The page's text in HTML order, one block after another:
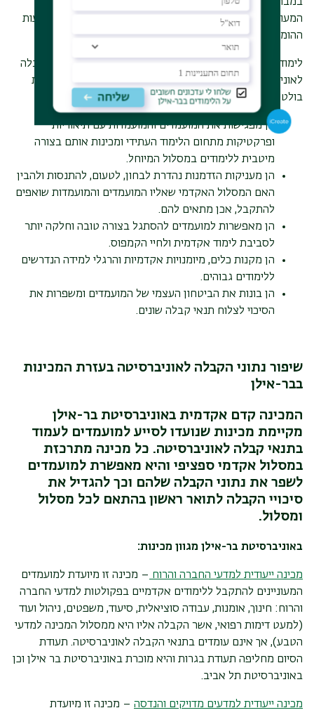
המעוניינים להתקבל למדעי הרוח להציג ציונים גבוהים במקצועות
ההומניים וכן הלאה לגבי מסלולים אחרים.
לימודים קדם אקדמיים עוזרים לשפר סיכויים ולעמוד בתנאי קבלה
לאוניברסיטה , אך מכינות אלו טומנות בחובן עוד מספר יתרונות
בולטים, ביניהם:
הן מפגישות את המועמדים והמועמדות עם תיאוריות
ופרקטיקות מתחום הלימוד העתידי ומכינות אותם בצורה
מיטבית ללימודים במסלול המיוחל.
הן מעניקות הזדמנות נהדרת לבחון, לטעום, להתנסות ולהבין
האם המסלול האקדמי שאליו המועמדים והמועמדות שואפים
להתקבל, אכן מתאים להם.
הן מאפשרות למועמדים להסתגל בצורה טובה וחלקה יותר
לסביבת לימוד אקדמית ולחיי הקמפוס.
הן מקנות כלים, מיומנויות אקדמיות והרגלי למידה הנדרשים
ללימודים גבוהים.
הן בונות את הביטחון העצמי של המועמדים ומשפרות את
הסיכוי לצלוח תנאי קבלה שונים.
שיפור נתוני הקבלה לאוניברסיטה בעזרת המכינות
בבר-אילן
המכינה קדם אקדמית באוניברסיטת בר-אילן
מקיימת מכינות שנועדו לסייע למועמדים לעמוד
בתנאי קבלה לאוניברסיטה. כל מכינה מתרכזת
במסלול אקדמי ספציפי והיא מאפשרת למועמדים
לשפר את נתוני הקבלה שלהם וכך להגדיל את
סיכויי הקבלה לתואר ראשון בהתאם לכל מסלול
ומסלול.
באוניברסיטת בר-אילן מגוון מכינות:
מכינה ייעודית למדעי החברה והרוח – מכינה זו מיועדת למועמדים
המעוניינים להתקבל ללימודים אקדמיים בפקולטות למדעי החברה
והרוח: חינוך, אומנות, עבודה סוציאלית, סיעוד, משפטים, ניהול ועוד
(למעט דימות רפואי, אשר הקבלה אליו היא ממסלול המכינה למדעי
הטבע), אך אינם עומדים בתנאי הקבלה לאוניברסיטה. תעודת
הסיום מחליפה תעודת בגרות והיא מוכרת באוניברסיטת בר אילן וכן
באוניברסיטת תל אביב.
מכינה ייעודית למדעים מדויקים והנדסה – מכינה זו מיועדת